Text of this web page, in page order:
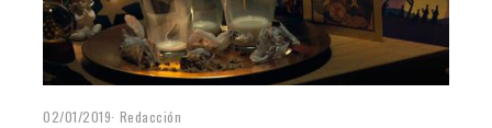
02/01/2019 Redacción